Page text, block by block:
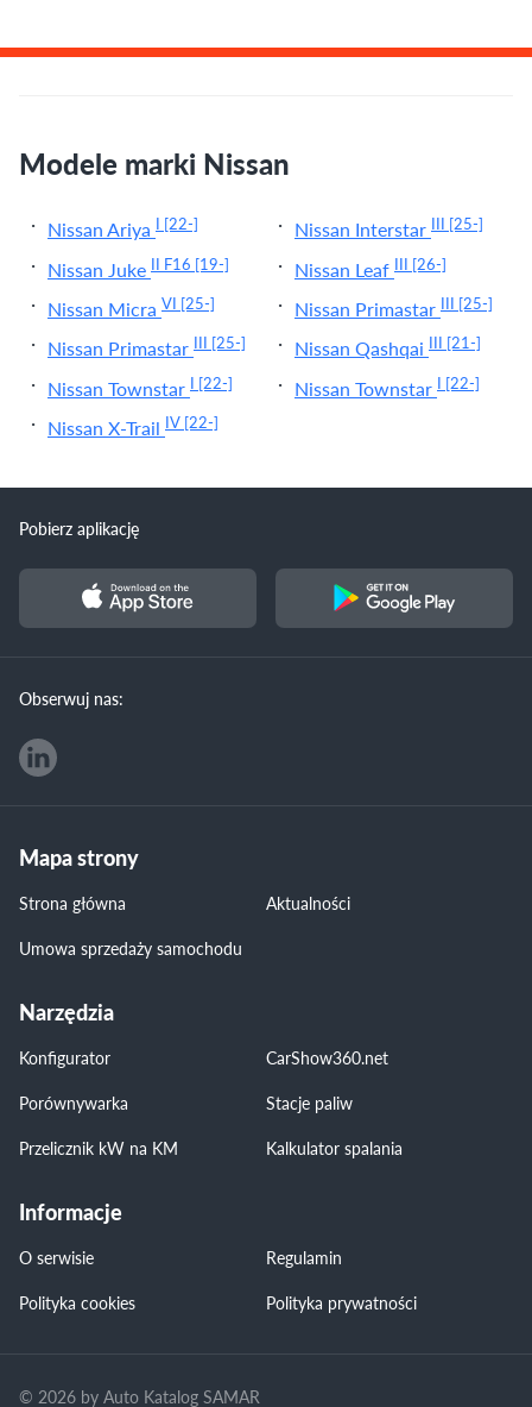
Modele marki Nissan
Nissan Ariya I [22-] Nissan Interstar III [25-]
Nissan Juke II F16 [19-] Nissan Leaf III [26-]
Nissan Micra VI [25-] Nissan Primastar III [25-]
Nissan Primastar III [25-] Nissan Qashqai III [21-]
Nissan Townstar I [22-] Nissan Townstar I [22-]
Nissan X-Trail IV [22-]
Pobierz aplikację
Obserwuj nas:
Mapa strony
Strona główna
Aktualności
Umowa sprzedaży samochodu
Narzędzia
Konfigurator
CarShow360.net
Porównywarka
Stacje paliw
Przelicznik kW na KM
Kalkulator spalania
Informacje
O serwisie
Regulamin
Polityka cookies
Polityka prywatności
© 2026 by Auto Katalog SAMAR